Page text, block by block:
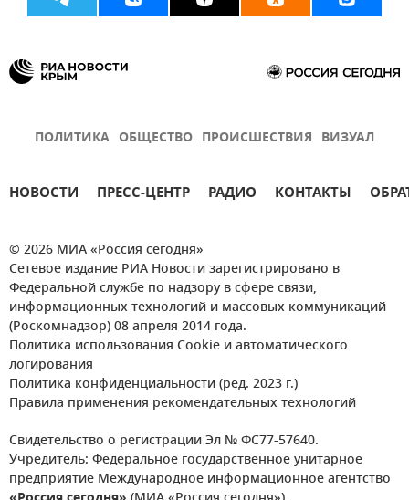
ПОЛИТИКА ОБЩЕСТВО ПРОИСШЕСТВИЯ ВИЗУАЛ
НОВОСТИ ПРЕСС-ЦЕНТР РАДИО КОНТАКТЫ
© 2026 МИА «Россия сегодня»
Сетевое издание РИА Новости зарегистрировано в
Федеральной службе по надзору в сфере связи,
информационных технологий и массовых коммуникаций
(Роскомнадзор) 08 апреля 2014 года.
Политика использования Cookie и автоматического
логирования
Политика конфиденциальности (ред. 2023 г.)
Правила применения рекомендательных технологий
Свидетельство о регистрации Эл № ФС77-57640.
Учредитель: Федеральное государственное унитарное
предприятие Международное информационное агентство